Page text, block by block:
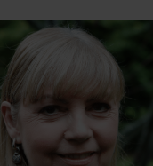
zodra ze samen onder de